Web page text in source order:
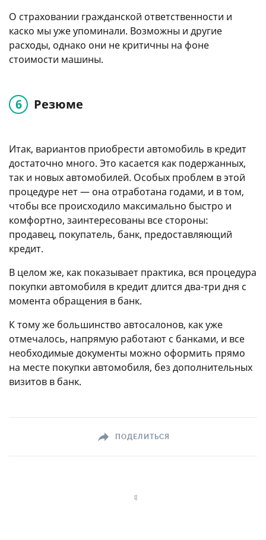
О страховании гражданской ответственности и
каско мы уже упоминали. Возможны и другие
расходы, однако они не критичны на фоне
стоимости машины.
Резюме
Итак, вариантов приобрести автомобиль в кредит
достаточно много. Это касается как подержанных,
так и новых автомобилей. Особых проблем в этой
процедуре нет — она отработана годами, и в том,
чтобы все происходило максимально быстро и
комфортно, заинтересованы все стороны:
продавец, покупатель, банк, предоставляющий
кредит.
В целом же, как показывает практика, вся процедура
покупки автомобиля в кредит длится два-три дня с
момента обращения в банк.
К тому же большинство автосалонов, как уже
отмечалось, напрямую работают с банками, и все
необходимые документы можно оформить прямо
на месте покупки автомобиля, без дополнительных
визитов в банк.
ПОДЕЛИТЬСЯ